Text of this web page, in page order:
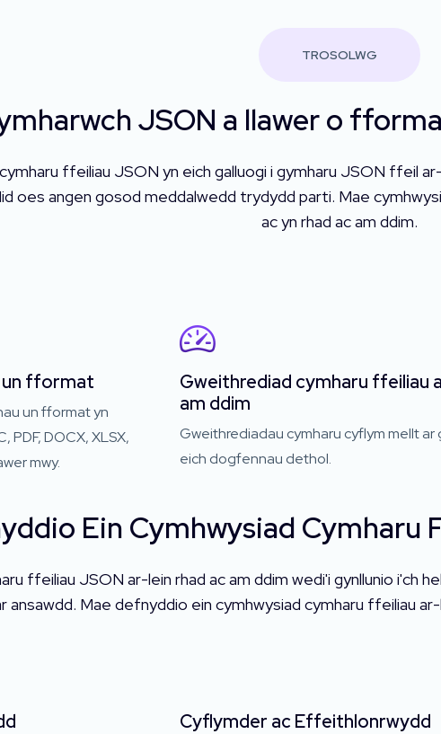
TROSOLWG
JSON a llawer o
ffeiliau JSON yn eich galluogi i gymharu JSON ffeil
oes angen gosod meddalwedd trydydd parti. Mae
ac yn rhad ac am ddim.
un fformat
un fformat yn
PDF, DOCX, XLSX,
mwy.
Gweithrediad cymharu ffeiliau
am ddim
Gweithrediadau cymharu cyflym mellt ar
eich dogfennau dethol.
Ein Cymhwysiad Cymharu
ffeiliau JSON ar-lein rhad ac am ddim wedi'i gynllunio i'ch
ansawdd. Mae defnyddio ein cymhwysiad cymharu ffeiliau
Cyflymder ac Effeithlonrwydd